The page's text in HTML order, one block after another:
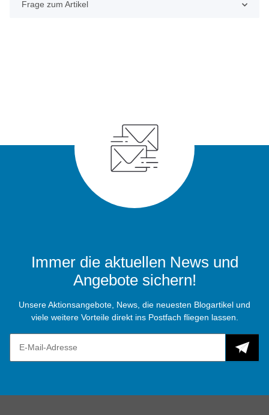
Frage zum Artikel
Immer die aktuellen News und
Angebote sichern!
Unsere Aktionsangebote, News, die neuesten Blogartikel und
viele weitere Vorteile direkt ins Postfach fliegen lassen.